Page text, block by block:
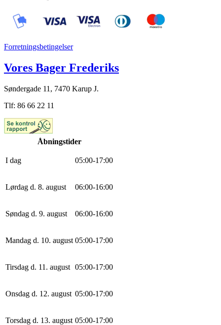
Forretningsbetingelser
Vores Bager Frederiks
Søndergade 11, 7470 Karup J.
Tlf: 86 66 22 11
Åbningstider
I dag 05:00-17:00
Lørdag d. 8. august 06:00-16:00
Søndag d. 9. august 06:00-16:00
Mandag d. 10. august 05:00-17:00
Tirsdag d. 11. august 05:00-17:00
Onsdag d. 12. august 05:00-17:00
Torsdag d. 13. august 05:00-17:00